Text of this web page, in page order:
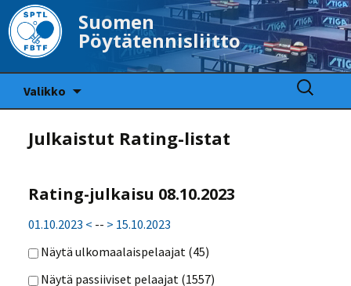
Suomen
Pöytätennisliitto
Valikko
Haku:
Julkaistut Rating-listat
Rating-julkaisu 08.10.2023
01.10.2023 < -- > 15.10.2023
Näytä ulkomaalaispelaajat (45)
Näytä passiiviset pelaajat (1557)